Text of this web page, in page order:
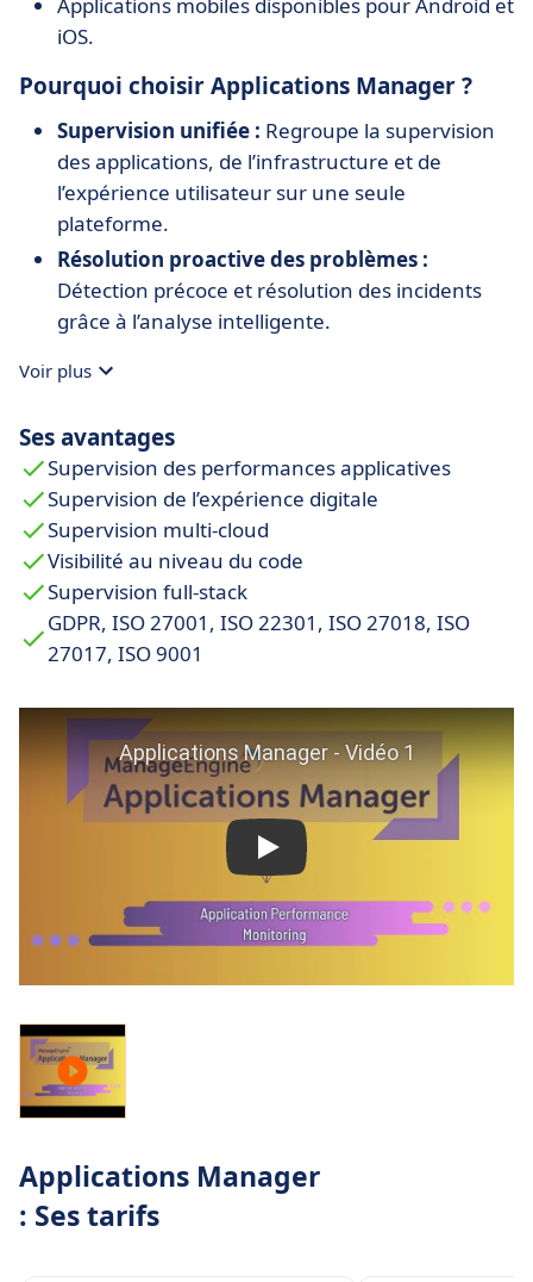
iOS.
Pourquoi choisir Applications Manager ?
Supervision unifiée : Regroupe la supervision
des applications, de l’infrastructure et de
l’expérience utilisateur sur une seule
plateforme.
Résolution proactive des problèmes :
Détection précoce et résolution des incidents
grâce à l’analyse intelligente.
d’applications et composants dans des
Flexibilité :Supervision sans agent, avec
agents légers en option pour une visibilité
approfondie.
Intégrations complètes :
workflows existants avec les outils ITSM et
collaboratifs les plus utilisés.
Voir plus
Ses avantages
Supervision des performances applicatives
Supervision de l’expérience digitale
Supervision multi-cloud
Visibilité au niveau du code
Supervision full-stack
GDPR, ISO 27001, ISO 22301, ISO 27018, ISO
27017, ISO 9001
Applications Manager
: Ses tarifs